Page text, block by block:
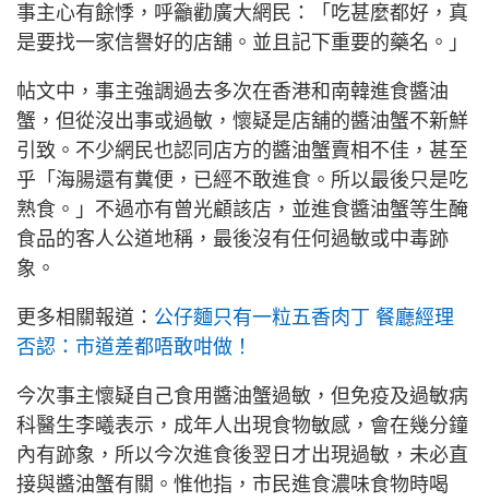
事主心有餘悸，呼籲勸廣大網民：「吃甚麼都好，真
是要找一家信譽好的店舖。並且記下重要的藥名。」
帖文中，事主強調過去多次在香港和南韓進食醬油
蟹，但從沒出事或過敏，懷疑是店舖的醬油蟹不新鮮
引致。不少網民也認同店方的醬油蟹賣相不佳，甚至
乎「海腸還有糞便，已經不敢進食。所以最後只是吃
熟食。」不過亦有曾光顧該店，並進食醬油蟹等生醃
食品的客人公道地稱，最後沒有任何過敏或中毒跡
象。
更多相關報道： 公仔麵只有一粒五香肉丁 餐廳經理
否認：市道差都唔敢咁做！
今次事主懷疑自己食用醬油蟹過敏，但免疫及過敏病
科醫生李曦表示，成年人出現食物敏感，會在幾分鐘
內有跡象，所以今次進食後翌日才出現過敏，未必直
接與醬油蟹有關。惟他指，市民進食濃味食物時喝